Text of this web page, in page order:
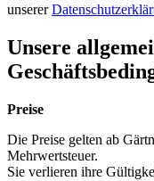
unserer
Unsere
Preise
Die Preise gelten ab
Mehrwertsteuer.
Sie verlieren ihre